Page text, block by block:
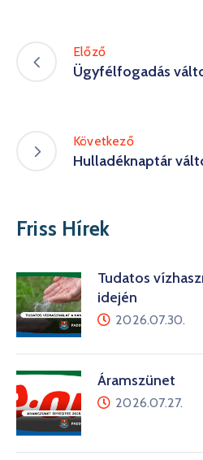
Előző
Ügyfélfogadás
Következő
Hulladéknaptár
Friss Hírek
Tudatos
idején
2026.07.30.
Áramszünet
2026.07.27.